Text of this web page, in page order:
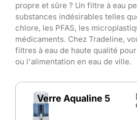
propre et sûre ? Un filtre à eau
substances indésirables telles
chlore, les PFAS, les
médicaments. Chez Tradeline,
filtres à eau de haute qualité
ou l'alimentation en eau de ville.
Verre Aqualine 5